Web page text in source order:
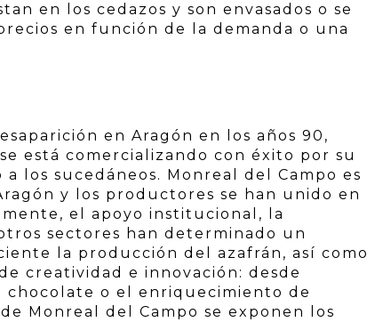
en los cedazos y son envasados o se
en función de la demanda o una
en Aragón en los años 90,
está comercializando con éxito por su
los sucedáneos. Monreal del Campo es
y los productores se han unido en
el apoyo institucional, la
sectores han determinado un
la producción del azafrán, así como
creatividad e innovación: desde
chocolate o el enriquecimiento de
Monreal del Campo se exponen los